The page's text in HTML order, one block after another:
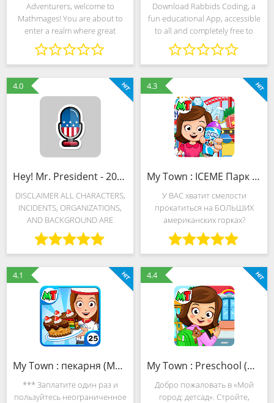
Adventurers, welcome to
Mathmages! You are about to
enter a realm where great
challenges await you, in a game
that is full of magic and lots of
fun. Learn math fun with this
JRPG style game. Explore
Download Rabbids Coding, a
fun educational App, accessible
to all and completely free to
learn the basics of
programming. The Rabbids
have invaded a spaceship and
trashed everything! Thanks to
4.0
Hey! Mr. President - 2020 Election Simulator (MOD, Много денег)
DISCLAIMER ALL CHARACTERS,
INCIDENTS, ORGANIZATIONS,
AND BACKGROUND ARE
FICTITIOUS. Hey, Mr. President
will take you on an exciting
journey of the presidential
election. This will be the election
4.3
My Town : ICEME Парк развлечений (MOD, Всё открыто)
У ВАС хватит смелости
прокатиться на БОЛЬШИХ
американских горках?
Проверьте это в парке
развлечений ICEME! И не
переживайте – как и во всех
играх My town, у наших героев
есть эмоции, поэтому даже
4.1
My Town : пекарня (Mod)
*** Заплатите один раз и
пользуйтесь неограниченное
4.4
My Town : Preschool (MOD, Всё открыто)
Добро пожаловать в «Мой
город: детсад». Стройте,